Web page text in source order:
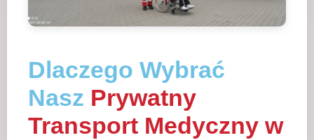
Dlaczego Wybrać
Nasz Prywatny
Transport Medyczny w